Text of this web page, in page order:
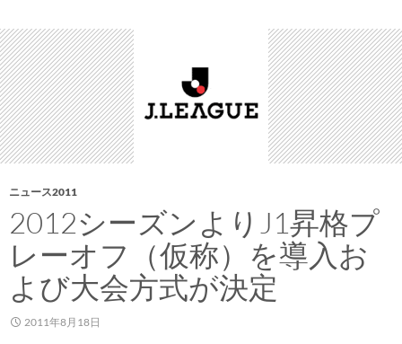
ブ
経
営
情
報
ニュース2011
2012シーズンよりJ1昇格プ
レーオフ（仮称）を導入お
よび大会方式が決定
2011年8月18日